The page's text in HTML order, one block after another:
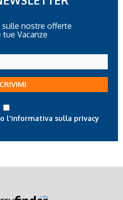
sulle nostre offerte
Vacanze
l'informativa sulla privacy